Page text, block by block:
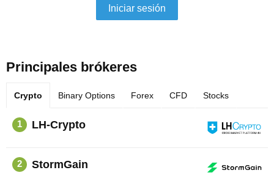
Iniciar sesión
Principales brókeres
Crypto Binary Options Forex CFD Stocks
1 LH-Crypto
2 StormGain